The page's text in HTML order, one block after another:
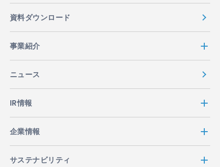
資料ダウンロード
事業紹介
ニュース
IR情報
企業情報
サステナビリティ